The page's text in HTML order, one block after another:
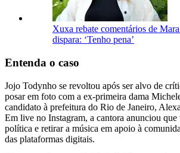
Xuxa rebate comentários de
dispara: ‘Tenho pena’
Entenda o caso
Jojo Todynho se revoltou após ser alvo de
posar em foto com a ex-primeira dama
candidato à prefeitura do Rio de Janeiro,
Em live no Instagram, a cantora anunciou que
política e retirar a música em apoio à
das plataformas digitais.